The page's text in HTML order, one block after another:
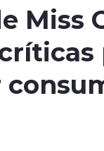
Miss